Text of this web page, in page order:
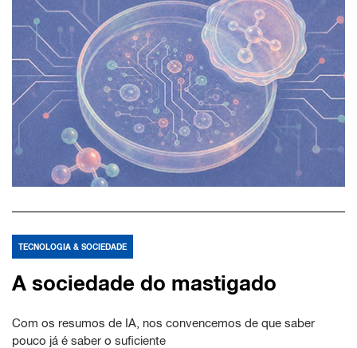
TECNOLOGIA & SOCIEDADE
A sociedade do mastigado
Com os resumos de IA, nos convencemos de que saber
pouco já é saber o suficiente